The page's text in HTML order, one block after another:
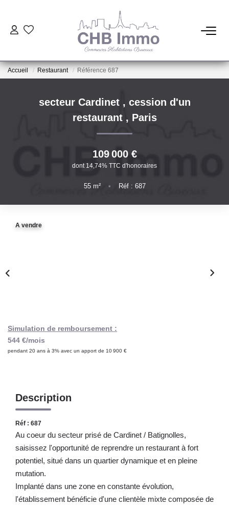
ESTIMATION
CESSIONS DE FONDS
NOTRE AGENCE
Accueil Restaurant Référence 687
secteur Cardinet , cession d'un
restaurant , Paris
109 000 €
dont 14,74% TTC d'honoraires
55m² • Réf : 687
A vendre
Simulation de remboursement :
544 €/mois
pendant 20 ans à 3% avec un apport de 10 900 €
Description
Réf : 687
Au coeur du secteur prisé de Cardinet / Batignolles,
saisissez l'opportunité de reprendre un restaurant à fort
potentiel, situé dans un quartier dynamique et en pleine
mutation.
Implanté dans une zone en constante évolution,
l'établissement bénéficie d'une clientèle mixte composée de